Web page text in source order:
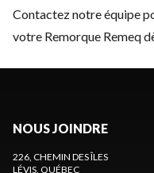
Contactez notre équipe
votre Remorque Remeq
NOUS JOINDRE
226, CHEMIN DES ÎLES
LÉVIS, QUÉBEC